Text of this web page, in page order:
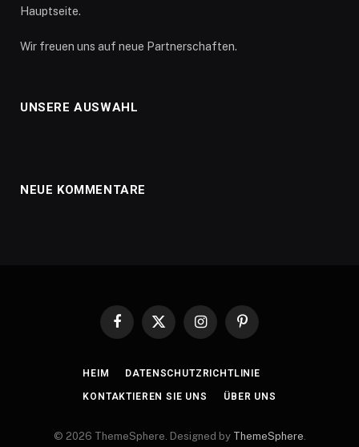
Hauptseite.
Wir freuen uns auf neue Partnerschaften.
UNSERE AUSWAHL
NEUE KOMMENTARE
Facebook
X
InstagramPinterest
HEIM DATENSCHUTZRICHTLINIE
KONTAKTIEREN SIE UNS ÜBER UNS
© 2026 ThemeSphere. Designed by ThemeSphere